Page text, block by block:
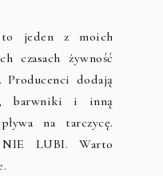
to jeden z moich
czasach żywność
Producenci dodają
barwniki i inną
na tarczycę.
NIE LUBI. Warto